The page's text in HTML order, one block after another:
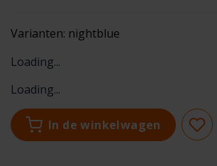
Varianten: nightblue
Loading...
Loading...
In de winkelwagen